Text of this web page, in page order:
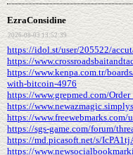
EzraConsidine
2026-08-03 13:52:39
https://idol.st/user/205522/
https://
https://www.kenpa.com.tr/
with-bitcoin-4976
https://www.grepmed.com/
https://
https://www.freewebmarks.com/
https://sgs-game.com/forum/
https://md.picasoft.net/s/
https://